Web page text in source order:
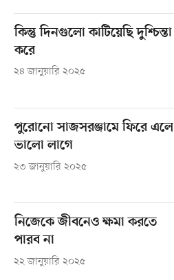
কিন্তু দিনগুলো কাটিয়েছি দুশ্চিন্তা
করে
২৪ জানুয়ারি ২০২৫
পুরোনো সাজসরঞ্জামে ফিরে এলে
ভালো লাগে
২৩ জানুয়ারি ২০২৫
নিজেকে জীবনেও ক্ষমা করতে
পারব না
২২ জানুয়ারি ২০২৫